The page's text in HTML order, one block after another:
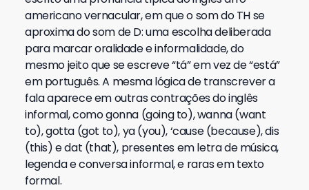
americano vernacular, em que o som do TH se
aproxima do som de D: uma escolha deliberada
para marcar oralidade e informalidade, do
mesmo jeito que se escreve “tá” em vez de “está”
em português. A mesma lógica de transcrever a
fala aparece em outras contrações do inglês
informal, como gonna (going to), wanna (want
to), gotta (got to), ya (you), ‘cause (because), dis
(this) e dat (that), presentes em letra de música,
legenda e conversa informal, e raras em texto
formal.